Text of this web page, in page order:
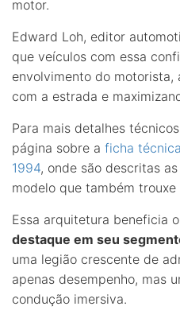
motor.
Edward Loh, editor
que veículos com essa
envolvimento do motorista,
com a estrada e
Para mais detalhes
página sobre a ficha
1994, onde são descritas
modelo que também
Essa arquitetura beneficia
destaque em seu
uma legião crescente de
apenas desempenho, mas
condução imersiva.